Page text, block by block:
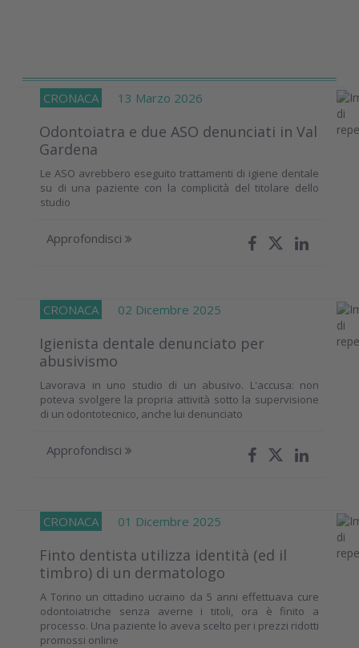
CRONACA 13 Marzo 2026
Odontoiatra e due ASO denunciati in Val
Gardena
Le ASO avrebbero eseguito trattamenti di igiene dentale
su di una paziente con la complicità del titolare dello
studio
Approfondisci
CRONACA 02 Dicembre 2025
Igienista dentale denunciato per
abusivismo
Lavorava in uno studio di un abusivo. L'accusa: non
poteva svolgere la propria attività sotto la supervisione
di un odontotecnico, anche lui denunciato
Approfondisci
CRONACA 01 Dicembre 2025
Finto dentista utilizza identità (ed il
timbro) di un dermatologo
A Torino un cittadino ucraino da 5 anni effettuava cure
odontoiatriche senza averne i titoli, ora è finito a
processo. Una paziente lo aveva scelto per i prezzi ridotti
promossi online